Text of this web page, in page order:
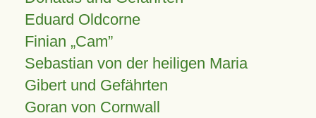
Eduard Oldcorne
Finian Cam
Sebastian von der heiligen Maria
Gibert und Gefährten
Goran von Cornwall